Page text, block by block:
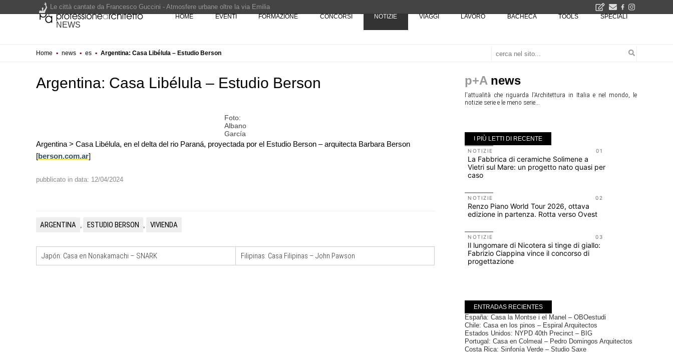
NEWS
HOME EVENTI FORMAZIONE CONCORSI NOTIZIE VIAGGI LAVORO BACHECA TOOLS SPECIALI
Home ▪ news ▪ es ▪ Argentina: Casa Libélula – Estudio Berson
Argentina: Casa Libélula – Estudio Berson
Foto:
Albano
García
Argentina > Casa Libélula, en el delta del rio Paraná, proyectada por el Estudio Berson – arquitecta Barbara Berson
[berson.com.ar]
pubblicato in data: 12/04/2024
ARGENTINA , ESTUDIO BERSON , VIVIENDA
Filipinas: Casa Filipinas – John Pawson
Japón: Casa en Nonakamachi – SNARK
p+A news
l'attualità che riguarda l'Architettura in Italia e nel mondo, le
notizie serie e le meno serie...
I PIÙ LETTI DI RECENTE
tirocini ed equo compenso
L'Agenzia del Demanio lancia gare per
accordi quadro da 219 milioni per servizi
Osteria dell'Architetto a Marmomac con i
fondatori di EMBT, Park, CZA e
ELASTICOFarm
01
NOTIZIE
La Fabbrica di ceramiche Solimene a
Vietri sul Mare: un progetto nato quasi per
caso
02
NOTIZIE
Renzo Piano World Tour 2026, ottava
edizione in partenza. Rotta verso Ovest
03
NOTIZIE
Il lungomare di Nicotera si tinge di giallo:
Fabrizio Ciappina vince il concorso di
progettazione
ENTRADAS RECIENTES
España: Casa la Montse i el Manel – OBOestudi
Chile: Casa en los pinos – Espiral Arquitectos
Estados Unidos: NYPD 40th Precinct – BIG
Portugal: Casa en Colmeal – Pedro Domingos Arquitectos
Costa Rica: Sinfonía Verde – Studio Saxe
Le città cantate da Francesco Guccini - Atmosfere urbane oltre la via Emilia
Renzo Piano World Tour 2026, ottava edizione in partenza. Rotta verso Ovest - Europa, Stati Uniti e Canada | 22 agosto > 30 settembre 2026